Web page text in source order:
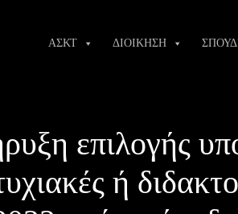
ΑΣΚΤ ΔΙΟΙΚΗΣΗ
επιλογής
ή